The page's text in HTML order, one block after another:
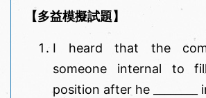
【多益模擬試題】
I heard that the
someone internal to
position after he ________